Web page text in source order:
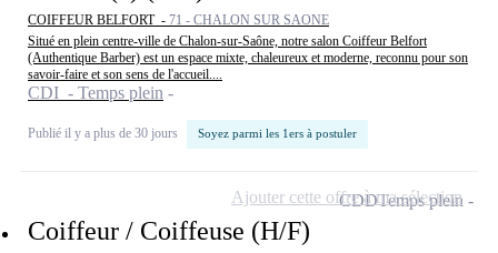
COIFFEUR BELFORT - 71 - CHALON SUR SAONE
Situé en plein centre-ville de Chalon-sur-Saône, notre salon Coiffeur Belfort
(Authentique Barber) est un espace mixte, chaleureux et moderne, reconnu pour son
savoir-faire et son sens de l'accueil....
CDI - Temps plein
Publié il y a plus de 30 jours Soyez parmi les 1ers à postuler
Coiffeur / Coiffeuse (H/F)
CDDTemps plein
Ajouter cette offre à ma sélection